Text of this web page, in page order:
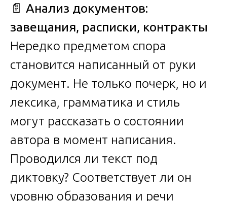
📄 Анализ документов:
завещания, расписки, контракты
Нередко предметом спора
становится написанный от руки
документ. Не только почерк, но и
лексика, грамматика и стиль
могут рассказать о состоянии
автора в момент написания.
Проводился ли текст под
диктовку? Соответствует ли он
уровню образования и речи